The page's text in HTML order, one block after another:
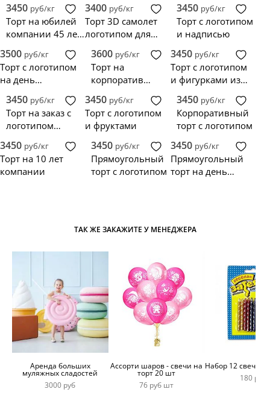
3450 руб/кг
Торт на юбилей
компании 45 лет
3400 руб/кг
Торт 3D самолет
логотипом для
3450 руб/кг
Торт с логотипом
и надписью
3500 руб/кг
Торт с логотипом
на день
компании
3600 руб/кг
Торт на
корпоратив
логотипом
3450 руб/кг
Торт с логотипом
и фигурками из
3450 руб/кг
Торт на заказ с
логотипом
3450 руб/кг
Торт с логотипом
и фруктами
3450 руб/кг
Корпоративный
торт с логотипом
3450 руб/кг
Торт на 10 лет
компании
3450 руб/кг
Прямоугольный
торт с логотипом
3450 руб/кг
Прямоугольный
торт на день
ТАК ЖЕ ЗАКАЖИТЕ У МЕНЕДЖЕРА
Аренда больших
муляжных сладостей
3000 руб
Ассорти шаров - свечи на
торт 20 шт
76 руб шт
Набор 12 свечей
180 руб